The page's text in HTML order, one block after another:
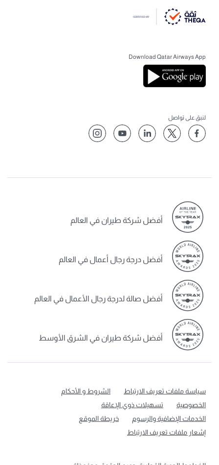
Download Qatar Airways App
لنبق على تواصل
أفضل شركة طيران في العالم
أفضل درجة رجال أعمال في العالم
أفضل صالة لدرجة رجال الأعمال في العالم
أفضل شركة طيران في الشرق الأوسط
سياسة ملفات تعريف الارتباط
الشروط و الأحكام
الخصوصية
تسهيلات ذوي الإعاقة
الخدمات الإضافية والرسوم
خريطة الموقع
إشعار ملفات تعريف الارتباط